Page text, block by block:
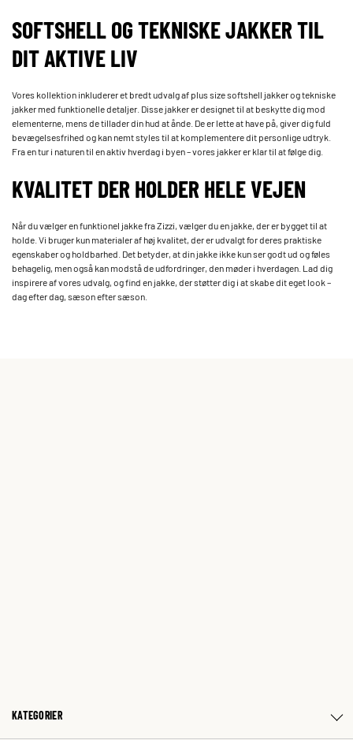
SOFTSHELL OG TEKNISKE JAKKER TIL
DIT AKTIVE LIV
Vores kollektion inkluderer et bredt udvalg af plus size softshell jakker og tekniske
jakker med funktionelle detaljer. Disse jakker er designet til at beskytte dig mod
elementerne, mens de tillader din hud at ånde. De er lette at have på, giver dig fuld
bevægelsesfrihed og kan nemt styles til at komplementere dit personlige udtryk.
Fra en tur i naturen til en aktiv hverdag i byen – vores jakker er klar til at følge dig.
KVALITET DER HOLDER HELE VEJEN
Når du vælger en funktionel jakke fra Zizzi, vælger du en jakke, der er bygget til at
holde. Vi bruger kun materialer af høj kvalitet, der er udvalgt for deres praktiske
egenskaber og holdbarhed. Det betyder, at din jakke ikke kun ser godt ud og føles
behagelig, men også kan modstå de udfordringer, den møder i hverdagen. Lad dig
inspirere af vores udvalg, og find en jakke, der støtter dig i at skabe dit eget look –
dag efter dag, sæson efter sæson.
KATEGORIER